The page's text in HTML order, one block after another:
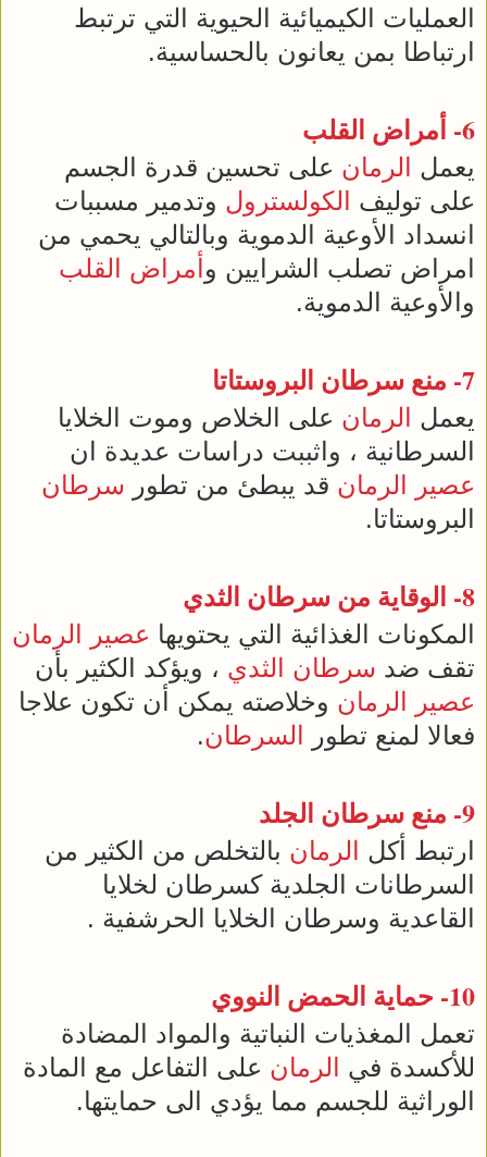
العمليات الكيميائية الحيوية التي ترتبط
ارتباطا بمن يعانون بالحساسية.
6- أمراض القلب
يعمل الرمان على تحسين قدرة الجسم
على توليف الكولسترول وتدمير مسببات
انسداد الأوعية الدموية وبالتالي يحمي من
امراض تصلب الشرايين وأمراض القلب
والأوعية الدموية.
7- منع سرطان البروستاتا
يعمل الرمان على الخلاص وموت الخلايا
السرطانية ، واثببت دراسات عديدة ان
عصير الرمان قد يبطئ من تطور سرطان
البروستاتا.
8- الوقاية من سرطان الثدي
المكونات الغذائية التي يحتويها عصير الرمان
تقف ضد سرطان الثدي ، ويؤكد الكثير بأن
عصير الرمان وخلاصته يمكن أن تكون علاجا
فعالا لمنع تطور السرطان.
9- منع سرطان الجلد
ارتبط أكل الرمان بالتخلص من الكثير من
السرطانات الجلدية كسرطان لخلايا
القاعدية وسرطان الخلايا الحرشفية .
10- حماية الحمض النووي
تعمل المغذيات النباتية والمواد المضادة
للأكسدة في الرمان على التفاعل مع المادة
الوراثية للجسم مما يؤدي الى حمايتها.